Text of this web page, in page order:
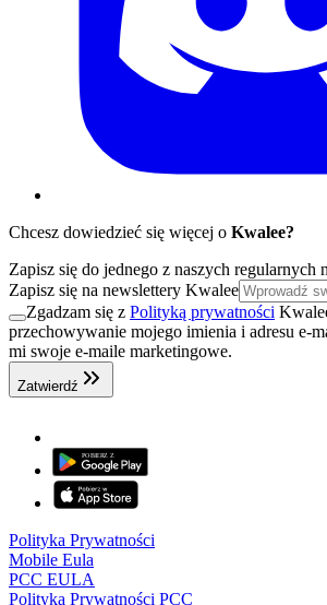
Chcesz dowiedzieć się więcej o Kwalee?
Zapisz się do jednego z naszych regularnych
Zapisz się na newslettery Kwalee
Zgadzam się z Polityką prywatności
przechowywanie mojego imienia i adresu e-
mi swoje e-maile marketingowe.
Zatwierdź
Polityka Prywatności
Mobile Eula
PCC EULA
Polityka Prywatności PCC